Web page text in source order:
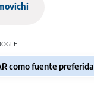
como fuente preferida